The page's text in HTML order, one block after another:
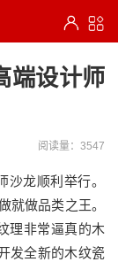
端设计师
阅读量：3547
沙龙顺利举行。
就做品类之王。
理非常逼真的木
发全新的木纹瓷